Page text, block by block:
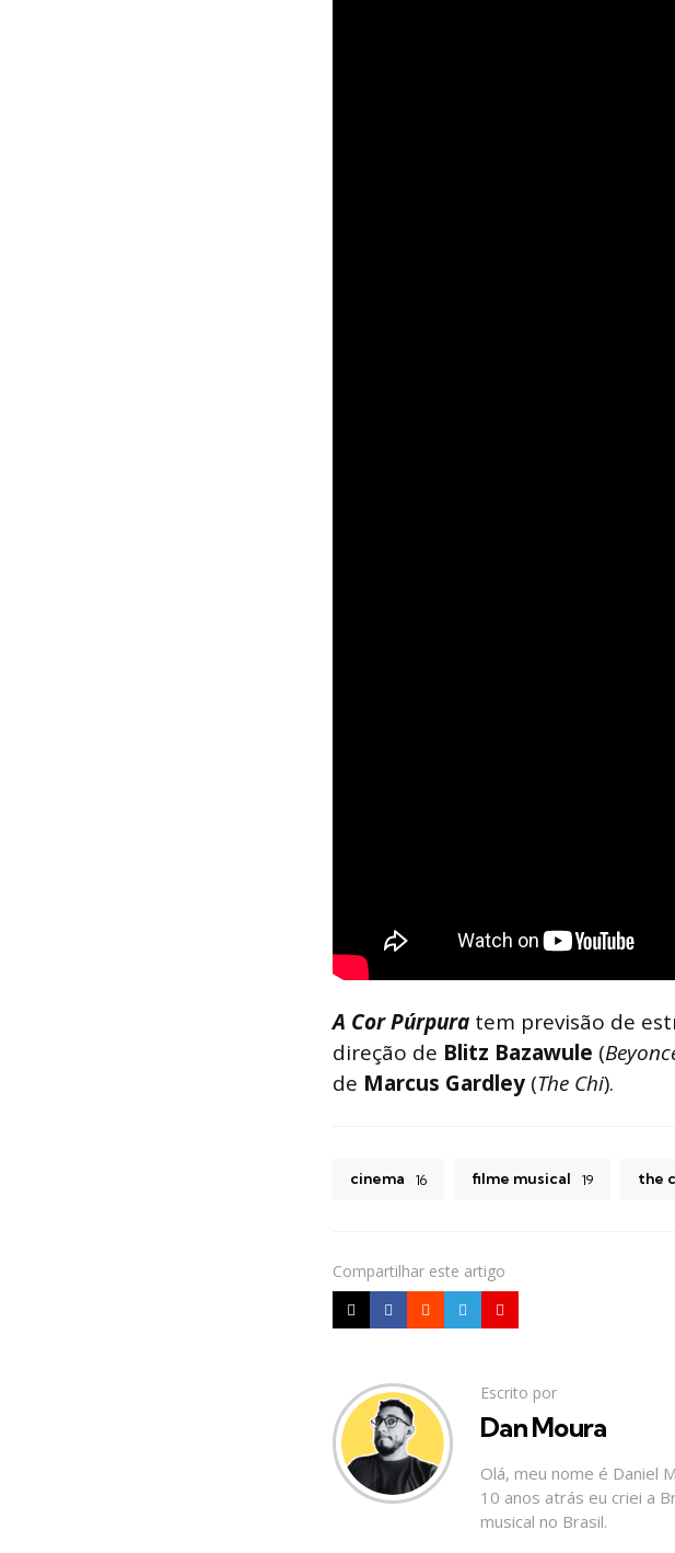
A Cor Púrpura tem previsão de
direção de Blitz Bazawule (
de Marcus Gardley (The Chi).
cinema 16 filme musical 19 the
Compartilhar este artigo
Escrito por
Dan Moura
Olá, meu nome é Daniel
10 anos atrás eu criei a
musical no Brasil.